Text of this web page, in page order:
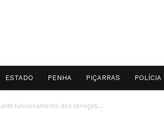
ESTADO PENHA PIÇARRAS POLÍCIA
funcionamento dos serviços...